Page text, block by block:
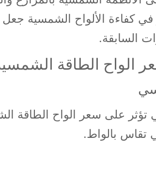
كفاءة الألواح الشمسية جعل
السابقة.
الواح الطاقة
تؤثر على سعر الواح الطاقة
تقاس بالواط.